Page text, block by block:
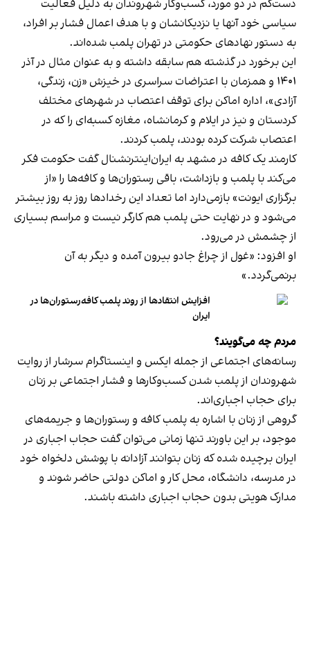
دست‌کم در دو مورد، کسب‌وکار شهروندان به دلیل فعالیت
سیاسی خود آنها یا نزدیکانشان و با هدف اعمال فشار بر افراد،
به دستور نهادهای حکومتی در تهران پلمب شده‌اند.
این برخورد در گذشته هم سابقه داشته و به عنوان مثال در آذر
۱۴۰۱ و همزمان با اعتراضات سراسری در خیزش «زن، زندگی،
آزادی»، اداره اماکن برای توقف اعتصاب در شهرهای مختلف
کردستان و نیز در ایلام و کرمانشاه، مغازه کسبه‌ای را که در
اعتصاب شرکت کرده بودند، پلمب کردند.
کارمند یک کافه در مشهد به ایران‌اینترنشنال گفت حکومت فکر
می‌کند با پلمب و بازداشت، باقی رستوران‌ها و کافه‌ها را «از
برگزاری ایونت» بازمی‌دارد اما تعداد این رخدادها روز به روز بیشتر
می‌شود و در نهایت حتی پلمب هم کارگر نیست و مراسم بسیاری
از چشمش در می‌رود.
او افزود: «غول از چراغ جادو بیرون آمده و دیگر به آن
برنمی‎‌گردد.»
افزایش انتقادها از روند پلمب کافه‌رستوران‌ها در
ایران
مردم چه می‌گویند؟
رسانه‎‌های اجتماعی از جمله ایکس و اینستاگرام سرشار از روایت
شهروندان از پلمب شدن کسب‌وکارها و فشار اجتماعی بر زنان
برای حجاب اجباری‌اند.
گروهی از زنان با اشاره به پلمب کافه و رستوران‌ها و جریمه‌های
موجود، بر این باورند تنها زمانی می‌توان گفت حجاب اجباری در
ایران برچیده شده که زنان بتوانند آزادانه با پوشش دلخواه خود
در مدرسه، دانشگاه، محل کار و اماکن دولتی حاضر شوند و
مدارک هویتی بدون حجاب اجباری داشته باشند.